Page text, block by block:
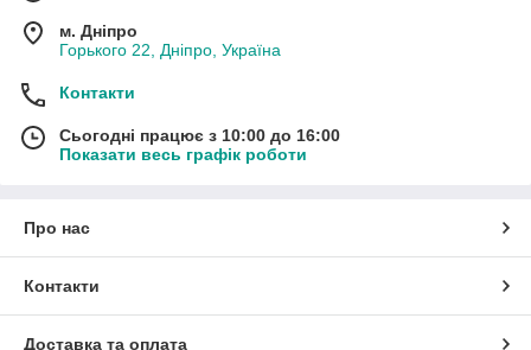
м. Дніпро
Горького 22, Дніпро, Україна
Контакти
Сьогодні працює з 10:00 до 16:00
Показати весь графік роботи
Про нас
Контакти
Доставка та оплата